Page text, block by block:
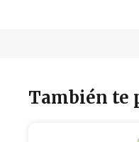
También te